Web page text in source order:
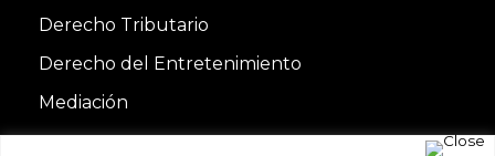
Derecho Tributario
Derecho del Entretenimiento
Mediación